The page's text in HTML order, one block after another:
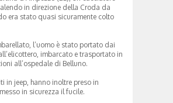
in direzione della Croda da
era stato quasi sicuramente colto
l’uomo è stato portato dai
imbarcato e trasportato in
all’ospedale di Belluno.
in jeep, hanno inoltre preso in
in sicurezza il fucile.